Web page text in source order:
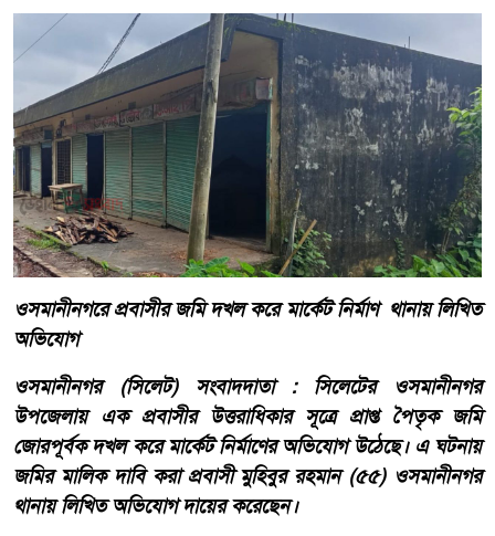
ওসমানীনগরে প্রবাসীর জমি দখল করে মার্কেট নির্মাণ থানায় লিখিত
অভিযোগ
ওসমানীনগর (সিলেট) সংবাদদাতা : সিলেটের ওসমানীনগর
উপজেলায় এক প্রবাসীর উত্তরাধিকার সূত্রে প্রাপ্ত পৈতৃক জমি
জোরপূর্বক দখল করে মার্কেট নির্মাণের অভিযোগ উঠেছে। এ ঘটনায়
জমির মালিক দাবি করা প্রবাসী মুহিবুর রহমান (৫৫) ওসমানীনগর
থানায় লিখিত অভিযোগ দায়ের করেছেন।